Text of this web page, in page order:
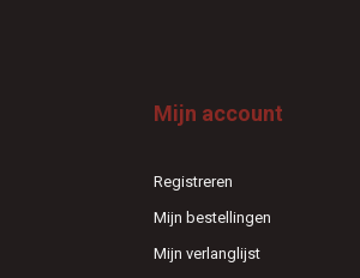
Mijn account
Registreren
Mijn bestellingen
Mijn verlanglijst